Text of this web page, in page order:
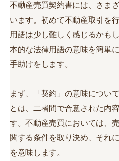
不動産売買契約書には、さま
います。初めて不動産取引を
用語は少し難しく感じるかも
本的な法律用語の意味を簡単
手助けをします。
まず、「契約」の意味につい
とは、二者間で合意された内
す。不動産売買においては、
関する条件を取り決め、それ
を意味します。